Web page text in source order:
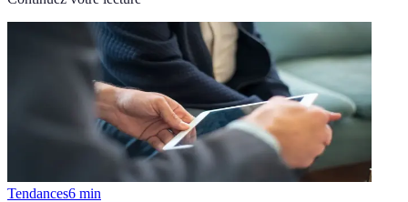
Tendances6 min